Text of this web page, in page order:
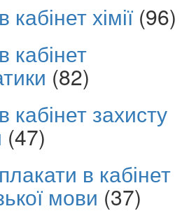
хімії (96)
кабінет
(82)
кабінет захисту
(47)
в кабінет
мови (37)